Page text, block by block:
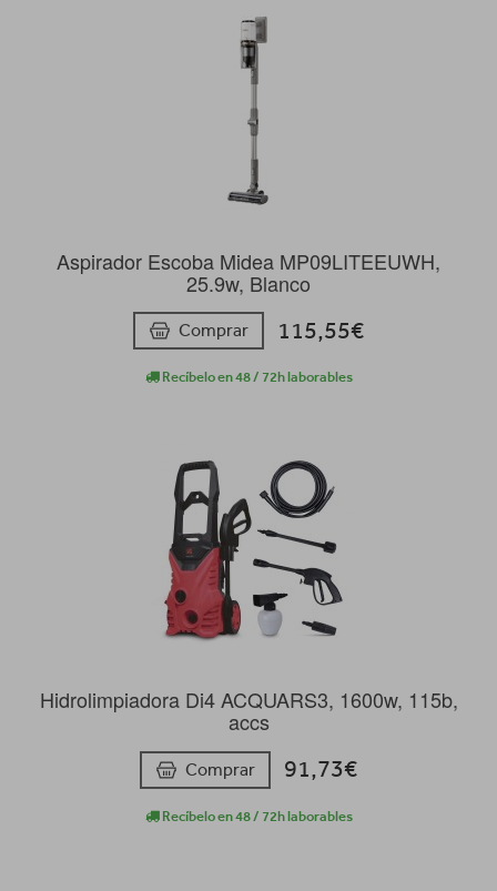
Aspirador Escoba Midea MP09LITEEUWH,
25.9w, Blanco
Comprar 115,55€
Recíbelo en 48 / 72h laborables
Hidrolimpiadora Di4 ACQUARS3, 1600w, 115b,
accs
Comprar 91,73€
Recíbelo en 48 / 72h laborables